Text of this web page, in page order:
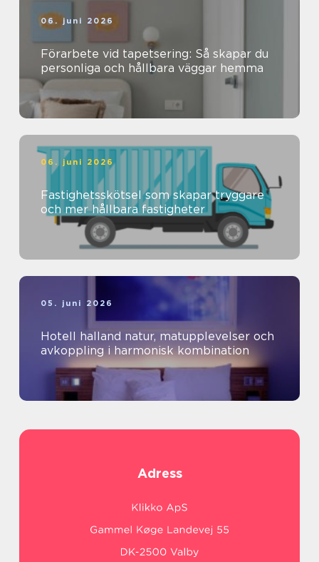
06. juni 2026
Förarbete vid tapetsering: Så skapar du
personliga och hållbara väggar hemma
06. juni 2026
Fastighetsskötsel som skapar tryggare
och mer hållbara fastigheter
05. juni 2026
Hotell halland natur, matupplevelser och
avkoppling i harmonisk kombination
Adress